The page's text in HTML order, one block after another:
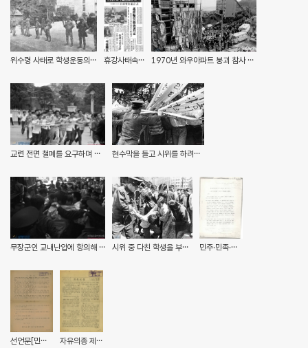
위수령 사태로 학생운동의 기반이었던 공개적 이념서클의 시대가 막을 내렸다. 사진은 대학에 진주한 위수군(경향신문 1971.10.15.) 휴강사태속 정상수업 노력(경향신문 1971.4.17.) 1970년 와우아파트 붕괴 참사 현장(경향신문사, 민주화운동기념사업회)
교련 전면 철폐를 요구하며 시위를 벌이는 고려대학교 학생들(경향신문사, 민주화운동기념사업회) 현수막을 들고 시위를 하려는 학생과 이를 막고 있는 경찰(경향신문사, 민주화운동기념사업회)
무장군인 교내난입에 항의해 국회에서 농성하던 고려대생들을 경찰이 연행하고 있다.(경향신문, 민주화운동기념사업회) 시위 중 다친 학생을 부축하려는 할머니와 학생을 끌고가려는 경찰의 모습 민주·민족·통일의 깃발을 높이 들자!-1971년 후반기에 있어서의 학생운동의 제과제
선언문[민주수호 전국 청년학생 연맹 결성] 자유의종 제20호